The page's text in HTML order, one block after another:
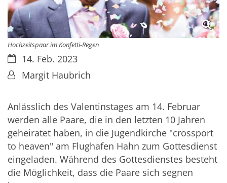
Hochzeitspaar im Konfetti-Regen
Datum:14. Feb. 2023
Von:Margit Haubrich
Anlässlich des Valentinstages am 14. Februar
werden alle Paare, die in den letzten 10 Jahren
geheiratet haben, in die Jugendkirche "crossport
to heaven" am Flughafen Hahn zum Gottesdienst
eingeladen. Während des Gottesdienstes besteht
die Möglichkeit, dass die Paare sich segnen